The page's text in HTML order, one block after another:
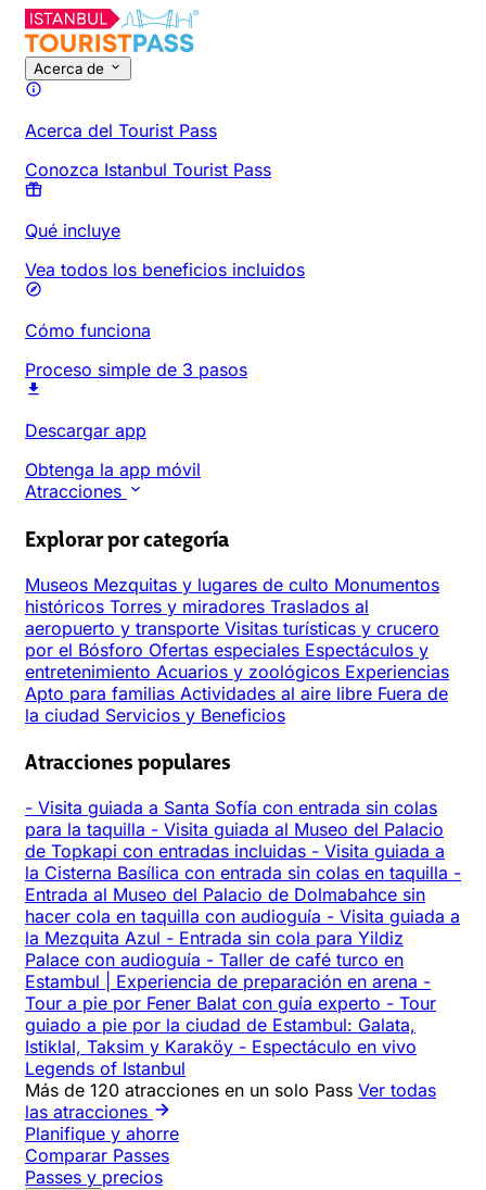
Acerca de
Acerca del Tourist Pass
Conozca Istanbul Tourist Pass
Qué incluye
Vea todos los beneficios incluidos
Cómo funciona
Proceso simple de 3 pasos
Descargar app
Obtenga la app móvil
Atracciones
Explorar por categoría
Museos Mezquitas y lugares de culto Monumentos
históricos Torres y miradores Traslados al
aeropuerto y transporte Visitas turísticas y crucero
por el Bósforo Ofertas especiales Espectáculos y
entretenimiento Acuarios y zoológicos Experiencias
Apto para familias Actividades al aire libre Fuera de
la ciudad Servicios y Beneficios
Atracciones populares
- Visita guiada a Santa Sofía con entrada sin colas
para la taquilla - Visita guiada al Museo del Palacio
de Topkapi con entradas incluidas - Visita guiada a
la Cisterna Basílica con entrada sin colas en taquilla -
Entrada al Museo del Palacio de Dolmabahce sin
hacer cola en taquilla con audioguía - Visita guiada a
la Mezquita Azul - Entrada sin cola para Yildiz
Palace con audioguía - Taller de café turco en
Estambul | Experiencia de preparación en arena -
Tour a pie por Fener Balat con guía experto - Tour
guiado a pie por la ciudad de Estambul: Galata,
Istiklal, Taksim y Karaköy - Espectáculo en vivo
Legends of Istanbul
Más de 120 atracciones en un solo Pass Ver todas
las atracciones
Planifique y ahorre
Comparar Passes
Passes y precios